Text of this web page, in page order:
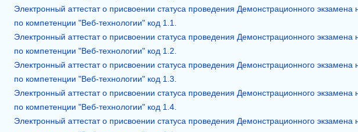
Электронный аттестат о присвоении статуса проведения Демонстрационного
по компетенции "Веб-технологии" код 1.1.
Электронный аттестат о присвоении статуса проведения Демонстрационного
по компетенции "Веб-технологии" код 1.2.
Электронный аттестат о присвоении статуса проведения Демонстрационного
по компетенции "Веб-технологии" код 1.3.
Электронный аттестат о присвоении статуса проведения Демонстрационного
по компетенции "Веб-технологии" код 1.4.
Электронный аттестат о присвоении статуса проведения Демонстрационного